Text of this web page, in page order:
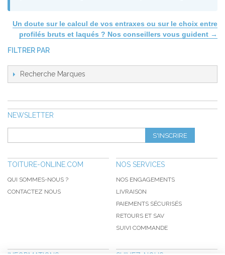
Un doute sur le calcul de vos entraxes ou sur le choix entre
profilés bruts et laqués ? Nos conseillers vous guident →
FILTRER PAR
Recherche Marques
NEWSLETTER
S'INSCRIRE
TOITURE-ONLINE.COM
QUI SOMMES-NOUS ?
CONTACTEZ NOUS
NOS SERVICES
NOS ENGAGEMENTS
LIVRAISON
PAIEMENTS SÉCURISÉS
RETOURS ET SAV
SUIVI COMMANDE